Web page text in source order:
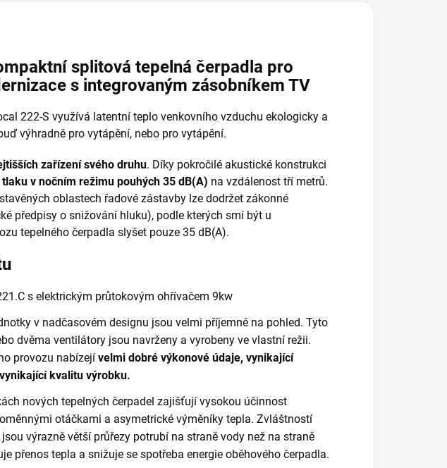
splitová tepelná čerpadla pro
s integrovaným zásobníkem TV
222-S využívá latentní teplo venkovního vzduchu ekologicky a
výhradně pro vytápění, nebo pro vytápění.
zařízení svého druhu. Díky pokročilé akustické konstrukci
v nočním režimu pouhých 35 dB(A) na vzdálenost tří metrů.
oblastech řadové zástavby lze dodržet zákonné
předpisy o snižování hluku), podle kterých smí být u
tepelného čerpadla slyšet pouze 35 dB(A).
s elektrickým průtokovým ohřívačem 9kw
v nadčasovém designu jsou velmi příjemné na pohled. Tyto
dvěma ventilátory jsou navrženy a vyrobeny ve vlastní režii.
provozu nabízejí velmi dobré výkonové údaje, vynikající
kvalitu výrobku.
nových tepelných čerpadel zajišťují vysokou účinnost
otáčkami a asymetrické výměníky tepla. Zvláštností
výrazně větší průřezy potrubí na straně vody než na straně
přenos tepla a snižuje se spotřeba energie oběhového čerpadla.